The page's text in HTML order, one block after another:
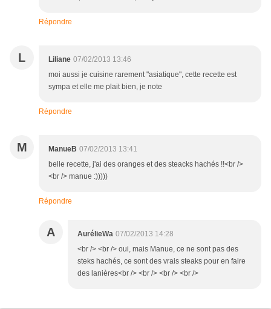
Répondre
L Liliane 07/02/2013 13:46
moi aussi je cuisine rarement "asiatique", cette recette est
sympa et elle me plait bien, je note
Répondre
M ManueB 07/02/2013 13:41
belle recette, j'ai des oranges et des steacks hachés !!<br />
<br /> manue :)))))
Répondre
A AurélieWa 07/02/2013 14:28
<br /> <br /> oui, mais Manue, ce ne sont pas des
steks hachés, ce sont des vrais steaks pour en faire
des lanières<br /> <br /> <br /> <br />